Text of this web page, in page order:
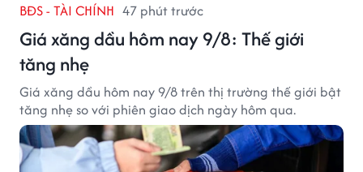
BĐS - TÀI CHÍNH 47 phút trước
Giá xăng dầu hôm nay 9/8: Thế giới
tăng nhẹ
Giá xăng dầu hôm nay 9/8 trên thị trường thế giới bật
tăng nhẹ so với phiên giao dịch ngày hôm qua.